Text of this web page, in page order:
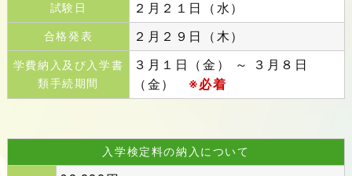
試験日 ２月２１日（水）
合格発表 ２月２９日（木）
学費納入及び入学書
類手続期間
３月１日（金） ～ ３月８日
（金） ※必着
入学検定料の納入について